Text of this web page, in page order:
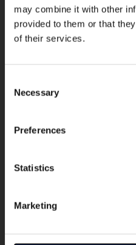
may combine it with other
provided to them or that
of their services.
Necessary
Preferences
Statistics
Marketing
JEGYEK
VÁLTSA